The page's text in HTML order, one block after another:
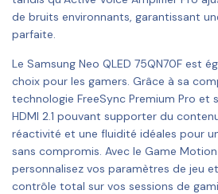
de bruits environnants, garantissant
parfaite.
Le Samsung Neo QLED 75QN70F est
choix pour les gamers. Grâce à sa
technologie FreeSync Premium Pro et
HDMI 2.1 pouvant supporter du
réactivité et une fluidité idéales pour
sans compromis. Avec le Game
personnalisez vos paramètres de jeu
contrôle total sur vos sessions de